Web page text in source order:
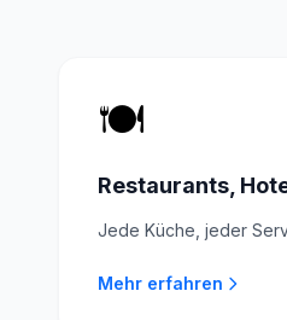
🍽️
Restaurants,
Jede Küche, jeder
Mehr erfahren